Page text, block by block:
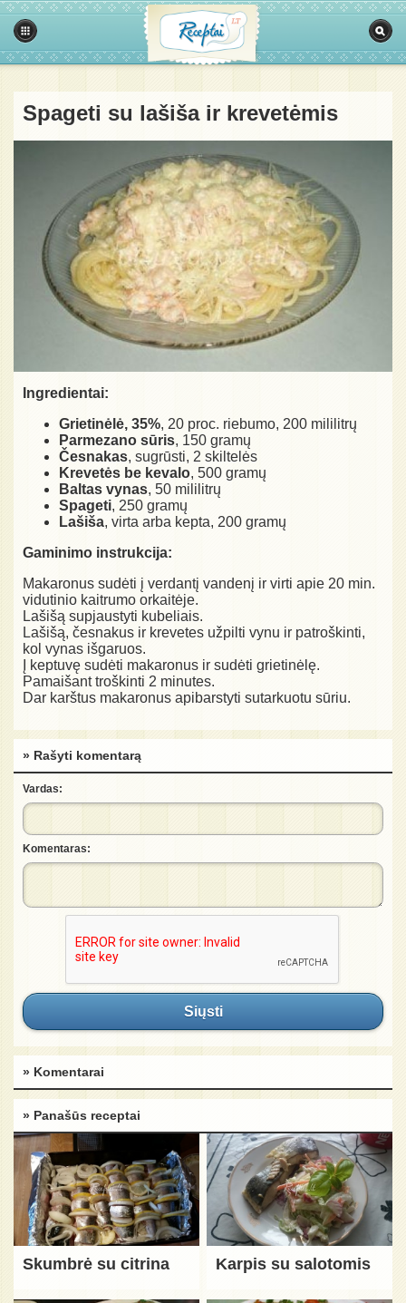
Spageti su lašiša ir krevetėmis
Ingredientai:
Grietinėlė, 35%, 20 proc. riebumo, 200 mililitrų
Parmezano sūris, 150 gramų
Česnakas, sugrūsti, 2 skiltelės
Krevetės be kevalo, 500 gramų
Baltas vynas, 50 mililitrų
Spageti, 250 gramų
Lašiša, virta arba kepta, 200 gramų
Gaminimo instrukcija:
Makaronus sudėti į verdantį vandenį ir virti apie 20 min.
vidutinio kaitrumo orkaitėje.
Lašišą supjaustyti kubeliais.
Lašišą, česnakus ir krevetes užpilti vynu ir patroškinti,
kol vynas išgaruos.
Į keptuvę sudėti makaronus ir sudėti grietinėlę.
Pamaišant troškinti 2 minutes.
Dar karštus makaronus apibarstyti sutarkuotu sūriu.
» Rašyti komentarą
Vardas:
Komentaras:
Siųsti
» Komentarai
» Panašūs receptai
Skumbrė su citrina Karpis su salotomis